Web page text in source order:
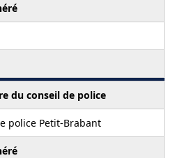
du conseil de police
police Petit-Brabant